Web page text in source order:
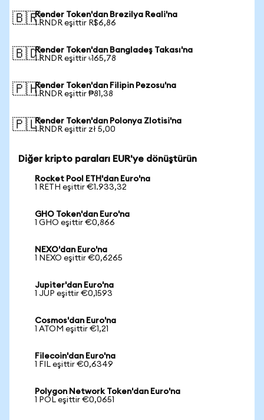
🇧🇷Render Token'dan Brezilya Reali'na
1 RNDR eşittir R$6,86
🇧🇩Render Token'dan Bangladeş Takası'na
1 RNDR eşittir ৳165,78
🇵🇭Render Token'dan Filipin Pezosu'na
1 RNDR eşittir ₱81,38
🇵🇱Render Token'dan Polonya Zlotisi'na
1 RNDR eşittir zł 5,00
Diğer kripto paraları EUR'ye dönüştürün
Rocket Pool ETH'dan Euro'na
1 RETH eşittir €1.933,32
GHO Token'dan Euro'na
1 GHO eşittir €0,866
NEXO'dan Euro'na
1 NEXO eşittir €0,6265
Jupiter'dan Euro'na
1 JUP eşittir €0,1593
Cosmos'dan Euro'na
1 ATOM eşittir €1,21
Filecoin'dan Euro'na
1 FIL eşittir €0,6349
Polygon Network Token'dan Euro'na
1 POL eşittir €0,0651